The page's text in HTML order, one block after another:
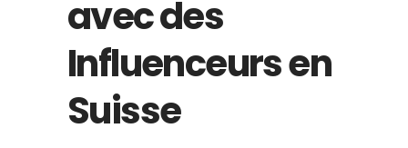
avec des
Influenceurs en
Suisse